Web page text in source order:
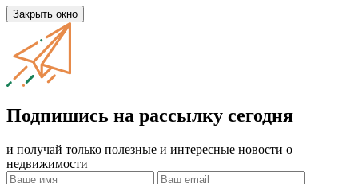
Закрыть окно
Подпишись на рассылку сегодня
и получай только полезные и интересные новости о
недвижимости